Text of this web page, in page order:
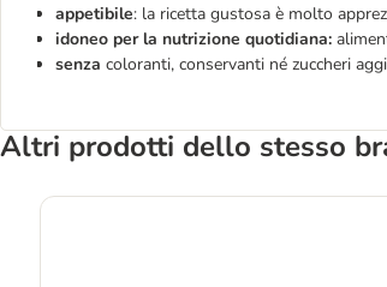
appetibile: la ricetta gustosa è molto
idoneo per la nutrizione quotidiana:
senza coloranti, conservanti né zuccheri
Altri prodotti dello stesso